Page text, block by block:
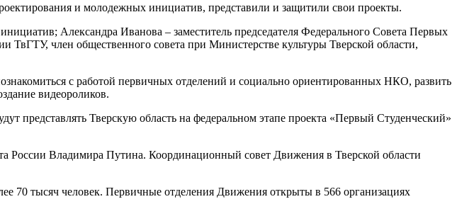
и молодежных инициатив, представили и защитили свои проекты.
Александра Иванова – заместитель председателя Федерального Совета Первых
член общественного совета при Министерстве культуры Тверской области,
с работой первичных отделений и социально ориентированных НКО, развить
видеороликов.
представлять Тверскую область на федеральном этапе проекта «Первый Студенческий»
России Владимира Путина. Координационный совет Движения в Тверской области
70 тысяч человек. Первичные отделения Движения открыты в 566 организациях